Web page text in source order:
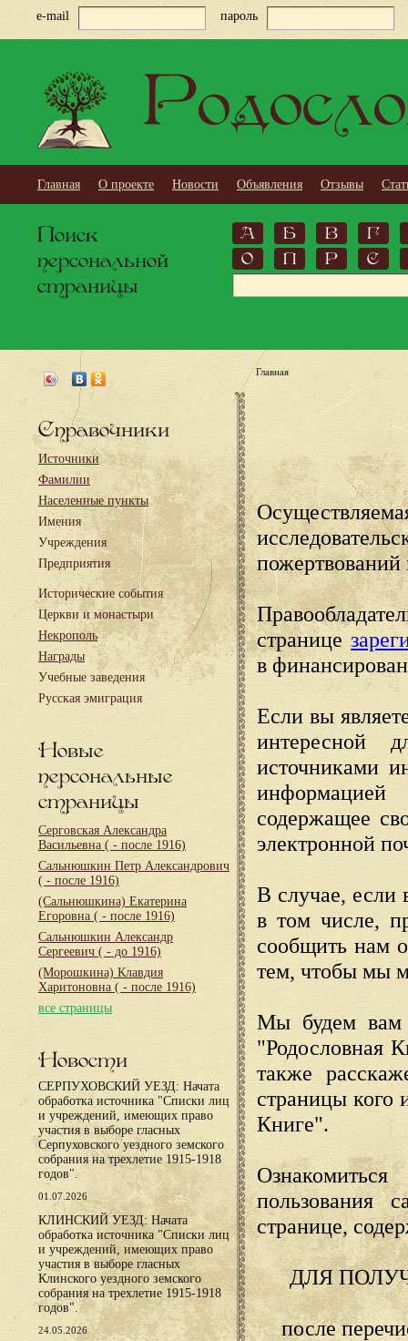
e-mail пароль
Главная О проекте Новости Объявления Отзывы
Поиск
персональной
страницы
А Б В
Г
О
П Р С
Справочники
Источники
Фамилии
Населенные пункты
Имения
Учреждения
Предприятия
Исторические события
Церкви и монастыри
Некрополь
Награды
Учебные заведения
Русская эмиграция
Новые
персональные
страницы
Серговская Александра
Васильевна ( - после 1916)
Сальнюшкин Петр Александрович
( - после 1916)
(Сальнюшкина) Екатерина
Егоровна ( - после 1916)
Сальнюшкин Александр
Сергеевич ( - до 1916)
(Морошкина) Клавдия
Харитоновна ( - после 1916)
все страницы
Новости
СЕРПУХОВСКИЙ УЕЗД: Начата
обработка источника "Списки лиц
и учреждений, имеющих право
участия в выборе гласных
Серпуховского уездного земского
собрания на трехлетие 1915-1918
годов".
01.07.2026
КЛИНСКИЙ УЕЗД: Начата
обработка источника "Списки лиц
и учреждений, имеющих право
участия в выборе гласных
Клинского уездного земского
собрания на трехлетие 1915-1918
годов".
24.05.2026
Главная
пожертвований
странице
в
Если вы
интересной
источниками
содержащее
электронной
В случае, если
в том числе,
сообщить нам
тем, чтобы мы
Мы будем вам
"Родословная
также
страницы кого
Книге".
пользования
странице,
ДЛЯ
после